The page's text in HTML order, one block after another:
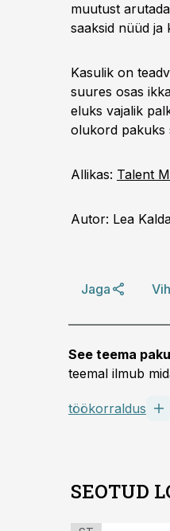
muutust
saaksid nüüd ja
Kasulik on
suures osas
eluks vajalik
olukord pakuks
Allikas: Talent
Autor: Lea
Jaga
See teema
teemal ilmub
töökorraldus
SEOTUD